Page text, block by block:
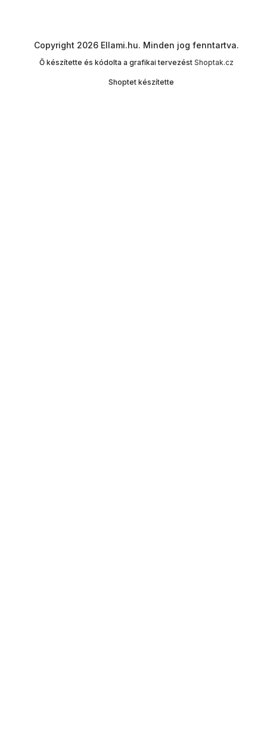
Shoptet készítette
Copyright 2026 Ellami.hu. Minden jog fenntartva.
Ő készítette és kódolta a grafikai tervezést Shoptak.cz